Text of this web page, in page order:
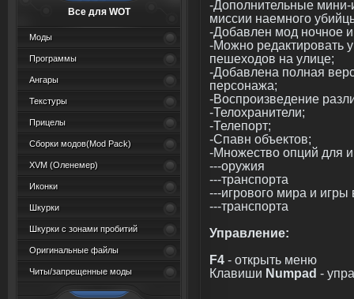
Все для WOT
Моды
Программы
Ангары
Текстуры
Прицелы
Сборки модов(Mod Pack)
XVM (Oленемер)
Иконки
Шкурки
Шкурки с зонами пробитий
Оригинальные файлы
Читы/запрещенные моды
-Дополнительные
миссии наемного
-Добавлен мод ночное
-Можно редактировать
пешеходов на улице;
-Добавлена полная
персонажа;
-Воспроизведение
-Телохранители;
-Телепорт;
-Спавн объектов;
-Множество опций для
---оружия
---транспорта
---игрового мира и игры
---транспорта
Управление:
F4 - открыть меню
Клавиши Numpad -